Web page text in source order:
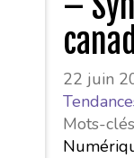
22 juin
Mots-